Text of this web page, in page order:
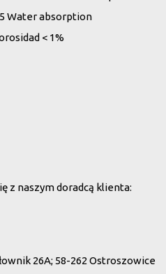
Water absorption
< 1%
z naszym doradcą klienta:
26A; 58-262 Ostroszowice